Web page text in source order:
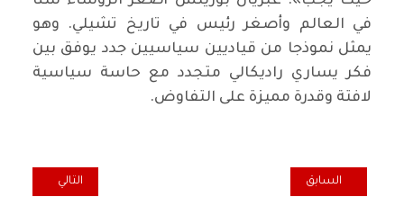
في العالم وأصغر رئيس في تاريخ تشيلي. وهو
يمثل نموذجا من قياديين سياسيين جدد يوفق بين
فكر يساري راديكالي متجدد مع حاسة سياسية
لافتة وقدرة مميزة على التفاوض.
المقال السابق: فلاسفة ومفكرون.. سمير أمين (1931 – 2018)
السابق المقال التالي:
التالي